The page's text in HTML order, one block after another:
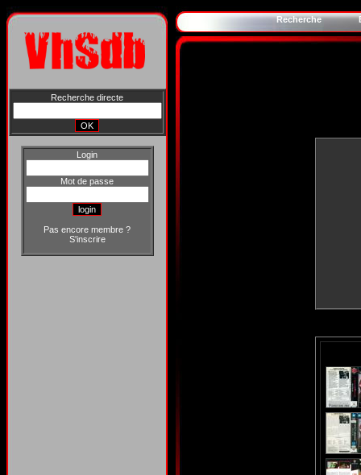
Recherche directe
Login
Mot de passe
Pas encore membre ?
S'inscrire
Recherche